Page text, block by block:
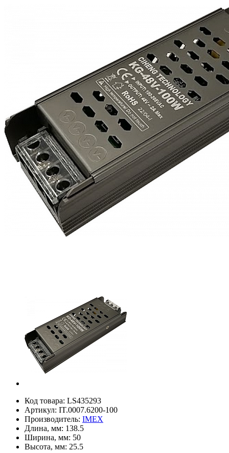
Код товара: LS435293
Артикул: IT.0007.6200-100
Производитель: IMEX
Длина, мм: 138.5
Ширина, мм: 50
Высота, мм: 25.5